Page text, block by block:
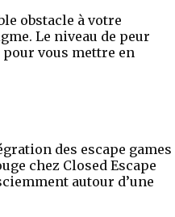
obstacle à votre
Le niveau de peur
vous mettre en
des escape games
chez Closed Escape
autour d’une